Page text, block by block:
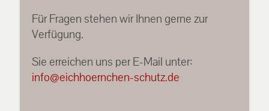
Für Fragen stehen wir Ihnen gerne zur
Verfügung.
Sie erreichen uns per E-Mail unter:
info@eichhoernchen-schutz.de